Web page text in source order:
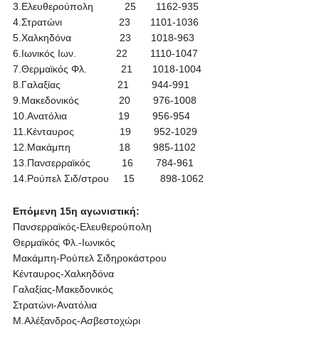
3.Ελευθερούπολη 25 1162-935
4.Στρατώνι 23 1101-1036
5.Χαλκηδόνα 23 1018-963
6.Ιωνικός Ιων. 22 1110-1047
7.Θερμαϊκός Φλ. 21 1018-1004
8.Γαλαξίας 21 944-991
9.Μακεδονικός 20 976-1008
10.Ανατόλια 19 956-954
11.Κένταυρος 19 952-1029
12.Μακάμπη 18 985-1102
13.Πανσερραϊκός 16 784-961
14.Ρούπελ Σιδ/στρου 15 898-1062
Επόμενη 15η αγωνιστική:
Πανσερραϊκός-Ελευθερούπολη
Θερμαϊκός Φλ.-Ιωνικός
Μακάμπη-Ρούπελ Σιδηροκάστρου
Κένταυρος-Χαλκηδόνα
Γαλαξίας-Μακεδονικός
Στρατώνι-Ανατόλια
Μ.Αλέξανδρος-Ασβεστοχώρι